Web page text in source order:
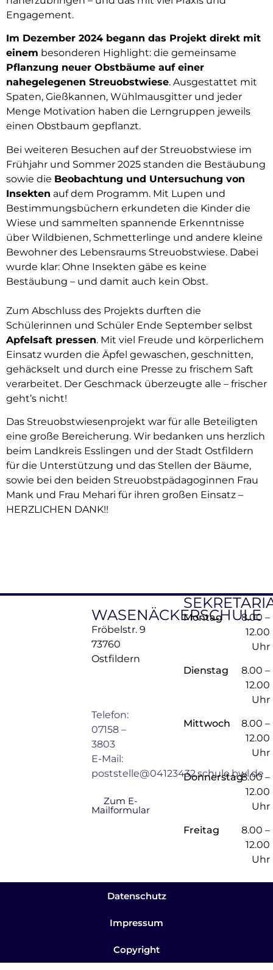
Engagement.
Im Dezember 2024 begann das Projekt direkt mit
einem besonderen Highlight: die gemeinsame
Pflanzung neuer Obstbäume auf einer
nahegelegenen Streuobstwiese. Ausgestattet mit
Spaten, Gießkannen, Wühlmausgitter und jeder
Menge Motivation haben die Lerngruppen jeweils
einen Obstbaum gepflanzt.
Bei weiteren Besuchen auf der Streuobstwiese im
Frühjahr und Sommer 2025 standen die Bestäubung
sowie die Beobachtung und Untersuchung von
Insekten auf dem Programm. Mit Lupen und
Bestimmungsbüchern erkundeten die Kinder die
Wiese und sammelten spannende Erkenntnisse
über Wildbienen, Schmetterlinge und andere kleine
Bewohner des Lebensraums Streuobstwiese. Dabei
wurde klar: Ohne Insekten gäbe es keine
Bestäubung – und damit auch kein Obst.
Zum Abschluss des Projekts durften die
Schülerinnen und Schüler Ende September selbst
Apfelsaft pressen. Mit viel Freude und körperlichem
Einsatz wurden die Äpfel gewaschen, geschnitten,
gehäckselt und durch eine Presse zu frischem Saft
verarbeitet. Der Geschmack überzeugte alle – frischer
geht’s nicht!
Das Streuobstwiesenprojekt war für alle Beteiligten
eine große Bereicherung. Wir bedanken uns herzlich
beim Landkreis Esslingen und der Stadt Ostfildern
für die Unterstützung und das Stellen der Bäume,
sowie bei den beiden Streuobstpädagoginnen Frau
Mank und Frau Mehari für ihren großen Einsatz –
HERZLICHEN DANK!!
WASENÄCKERSCHULE
Fröbelstr. 9
73760
Ostfildern
Telefon:
07158 –
3803
E-Mail:
poststelle@04123432.schule.bwl.de
Zum E-
Mailformular
Montag
8.00 –
12.00
Uhr
Dienstag
8.00 –
12.00
Uhr
Mittwoch
8.00 –
12.00
Uhr
Donnerstag8.00 –
12.00
Uhr
Freitag
8.00 –
12.00
Uhr
Datenschutz
Copyright
Impressum